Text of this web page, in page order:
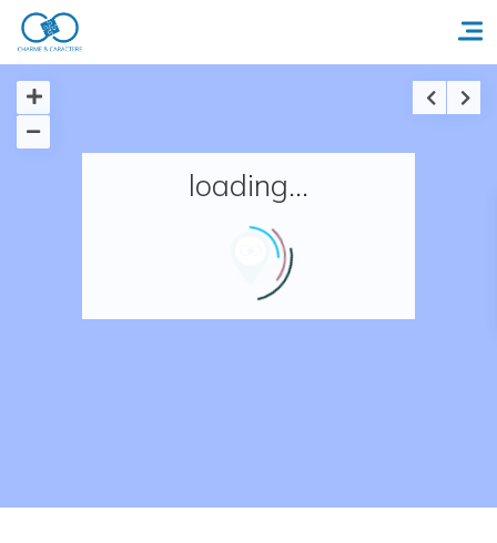
Accueil
Nos adresses en France
loading...